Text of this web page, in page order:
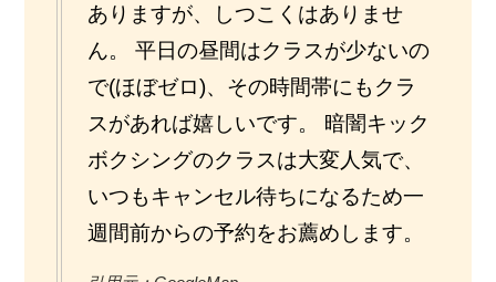
ありますが、しつこくはありませ
ん。 平日の昼間はクラスが少ないの
で(ほぼゼロ)、その時間帯にもクラ
スがあれば嬉しいです。 暗闇キック
ボクシングのクラスは大変人気で、
いつもキャンセル待ちになるため一
週間前からの予約をお薦めします。